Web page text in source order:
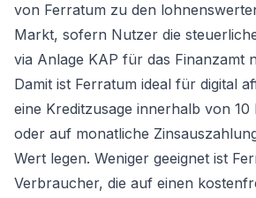
von Ferratum zu den
Markt, sofern Nutzer die
via Anlage KAP für das Finanzamt
Damit ist Ferratum ideal für digital
eine Kreditzusage innerhalb von
oder auf monatliche
Wert legen. Weniger geeignet ist
Verbraucher, die auf einen